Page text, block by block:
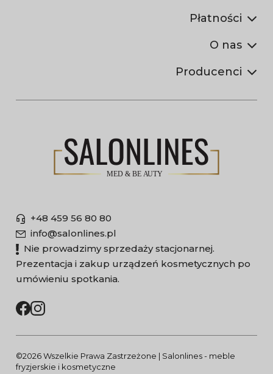
Płatności
O nas
Producenci
+48 459 56 80 80
info@salonlines.pl
Nie prowadzimy sprzedaży stacjonarnej.
Prezentacja i zakup urządzeń kosmetycznych po
umówieniu spotkania.
©2026 Wszelkie Prawa Zastrzeżone | Salonlines - meble
fryzjerskie i kosmetyczne